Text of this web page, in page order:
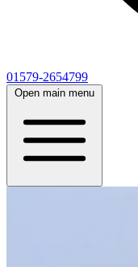
01579-2654799
Open main menu